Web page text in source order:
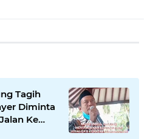
Tagih
Diminta
Ke